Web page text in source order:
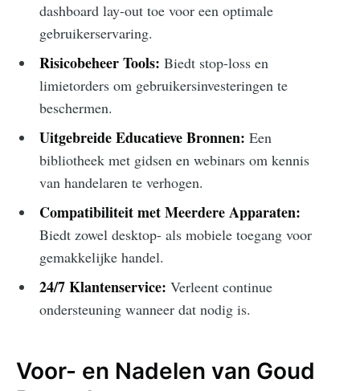
dashboard lay-out toe voor een optimale
gebruikerservaring.
Risicobeheer Tools: Biedt stop-loss en
limietorders om gebruikersinvesteringen te
beschermen.
Uitgebreide Educatieve Bronnen: Een
bibliotheek met gidsen en webinars om kennis
van handelaren te verhogen.
Compatibiliteit met Meerdere Apparaten:
Biedt zowel desktop- als mobiele toegang voor
gemakkelijke handel.
24/7 Klantenservice: Verleent continue
ondersteuning wanneer dat nodig is.
Voor- en Nadelen van Goud